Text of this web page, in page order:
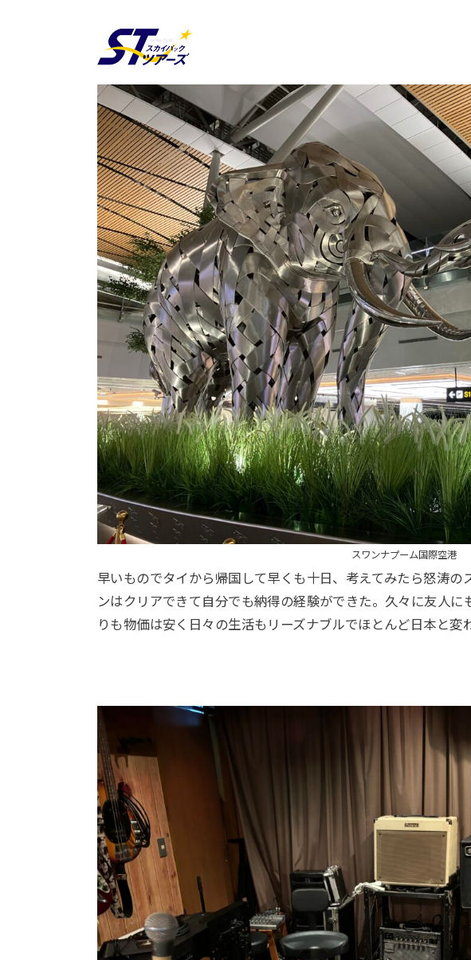
スワンナプーム国際空港
早いものでタイから帰国して早くも十日、考えてみたら怒涛の
ンはクリアできて自分でも納得の経験ができた。久々に友人に
りも物価は安く日々の生活もリーズナブルでほとんど日本と変